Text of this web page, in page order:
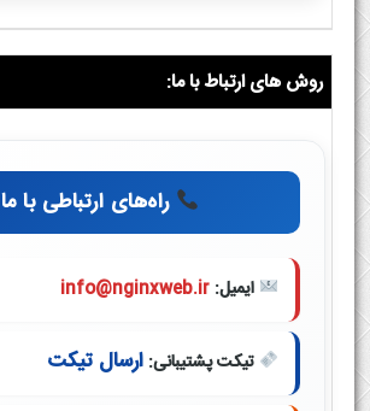
روش های ارتباط با ما:
راه‌های ارتباطی با ما
ایمیل: info@nginxweb.ir
تیکت پشتیبانی: ارسال تیکت